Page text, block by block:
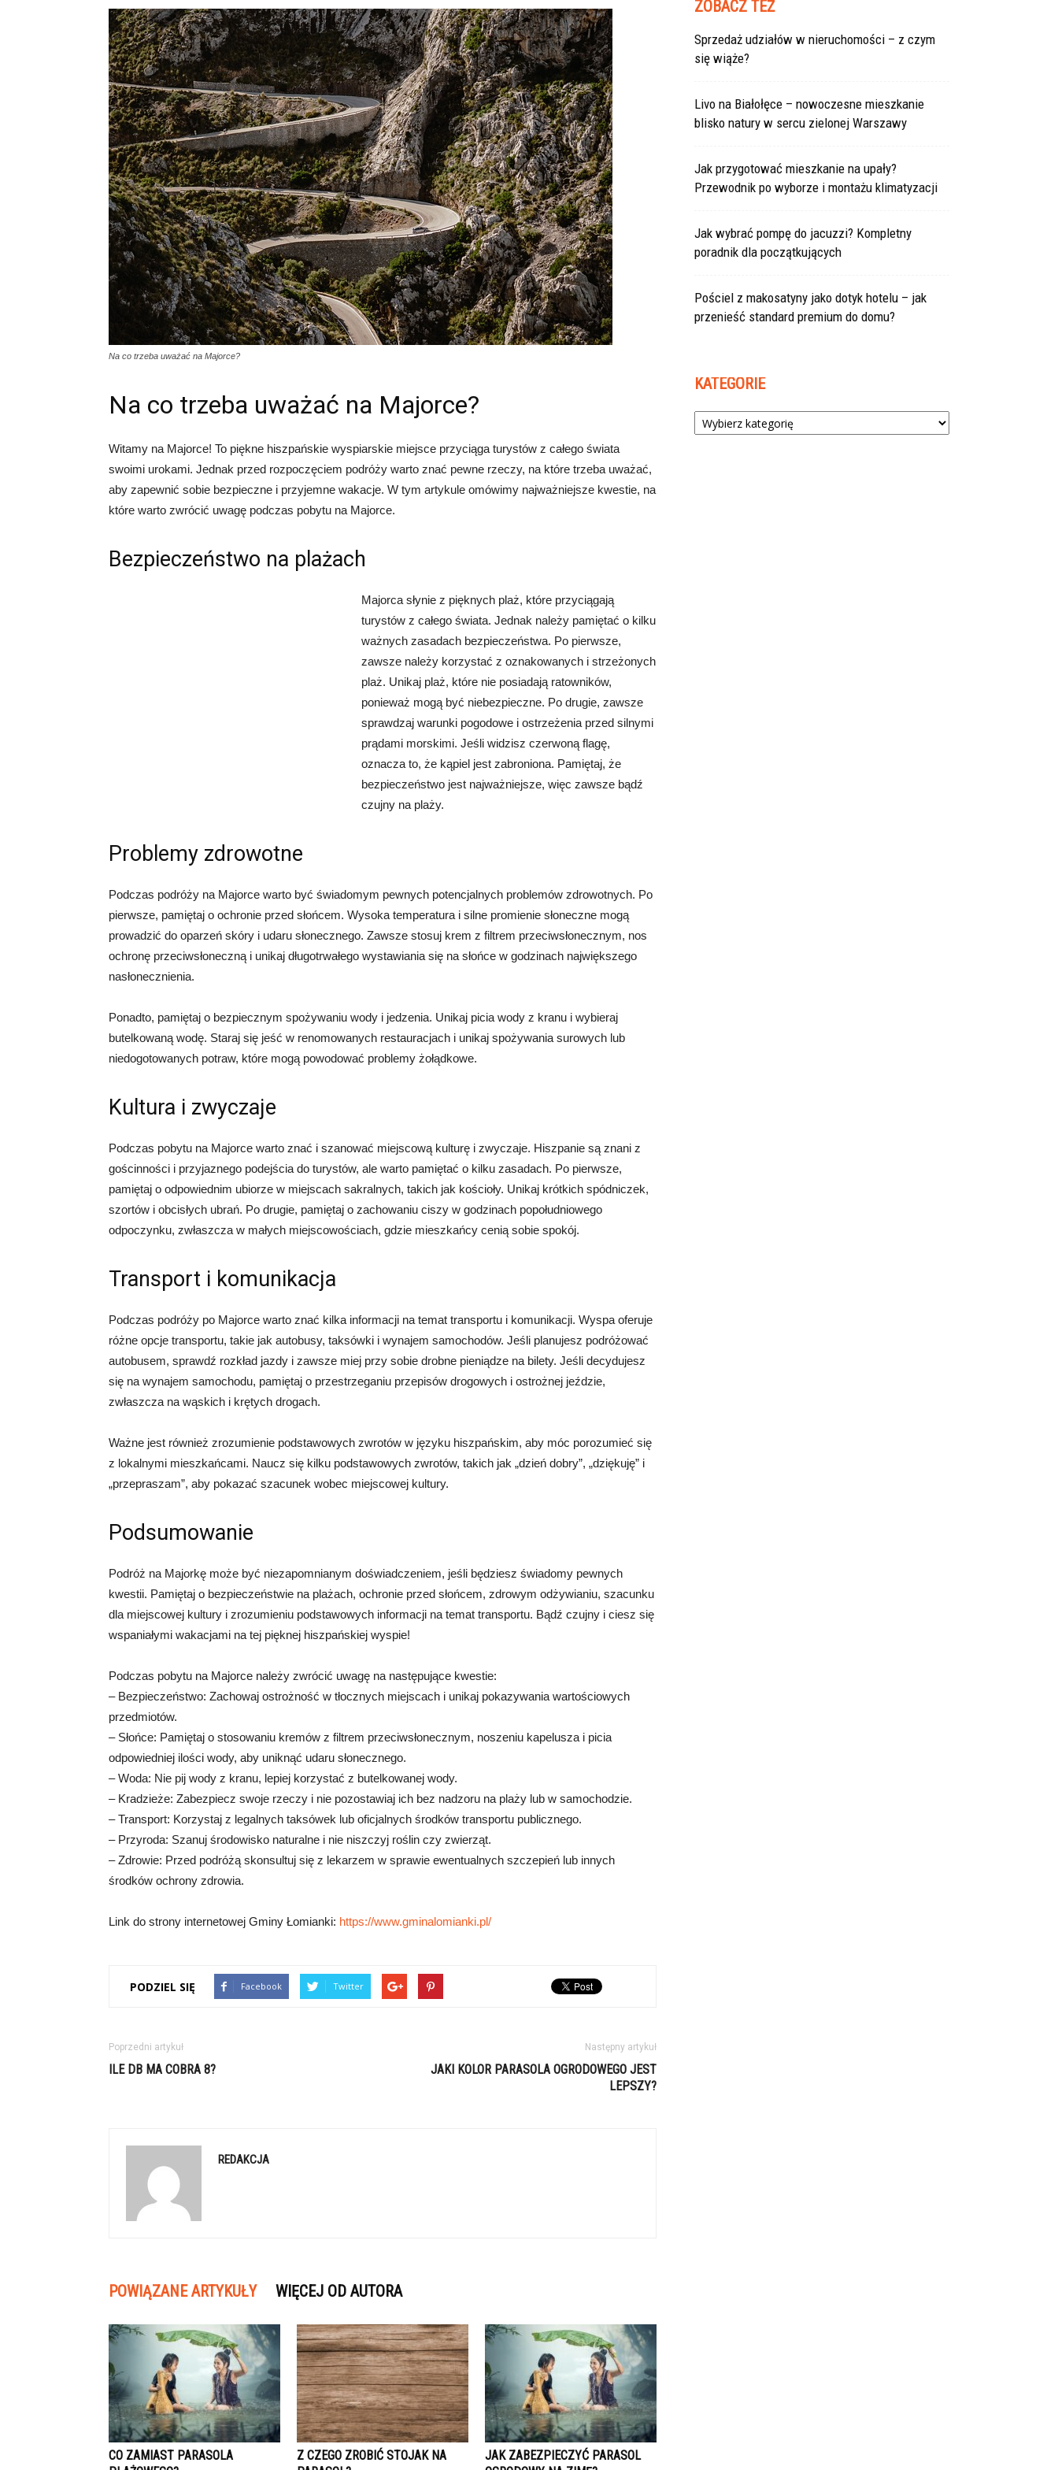
Na co trzeba uważać na Majorce?
Na co trzeba uważać na Majorce?
Witamy na Majorce! To piękne hiszpańskie wyspiarskie miejsce przyciąga turystów z całego świata
swoimi urokami. Jednak przed rozpoczęciem podróży warto znać pewne rzeczy, na które trzeba uważać,
aby zapewnić sobie bezpieczne i przyjemne wakacje. W tym artykule omówimy najważniejsze kwestie, na
które warto zwrócić uwagę podczas pobytu na Majorce.
Bezpieczeństwo na plażach
Majorca słynie z pięknych plaż, które przyciągają
turystów z całego świata. Jednak należy pamiętać o kilku
ważnych zasadach bezpieczeństwa. Po pierwsze,
zawsze należy korzystać z oznakowanych i strzeżonych
plaż. Unikaj plaż, które nie posiadają ratowników,
ponieważ mogą być niebezpieczne. Po drugie, zawsze
sprawdzaj warunki pogodowe i ostrzeżenia przed silnymi
prądami morskimi. Jeśli widzisz czerwoną flagę,
oznacza to, że kąpiel jest zabroniona. Pamiętaj, że
bezpieczeństwo jest najważniejsze, więc zawsze bądź
czujny na plaży.
Problemy zdrowotne
Podczas podróży na Majorce warto być świadomym pewnych potencjalnych problemów zdrowotnych. Po
pierwsze, pamiętaj o ochronie przed słońcem. Wysoka temperatura i silne promienie słoneczne mogą
prowadzić do oparzeń skóry i udaru słonecznego. Zawsze stosuj krem z filtrem przeciwsłonecznym, nos
ochronę przeciwsłoneczną i unikaj długotrwałego wystawiania się na słońce w godzinach największego
nasłonecznienia.
Ponadto, pamiętaj o bezpiecznym spożywaniu wody i jedzenia. Unikaj picia wody z kranu i wybieraj
butelkowaną wodę. Staraj się jeść w renomowanych restauracjach i unikaj spożywania surowych lub
niedogotowanych potraw, które mogą powodować problemy żołądkowe.
Kultura i zwyczaje
Podczas pobytu na Majorce warto znać i szanować miejscową kulturę i zwyczaje. Hiszpanie są znani z
gościnności i przyjaznego podejścia do turystów, ale warto pamiętać o kilku zasadach. Po pierwsze,
pamiętaj o odpowiednim ubiorze w miejscach sakralnych, takich jak kościoły. Unikaj krótkich spódniczek,
szortów i obcisłych ubrań. Po drugie, pamiętaj o zachowaniu ciszy w godzinach popołudniowego
odpoczynku, zwłaszcza w małych miejscowościach, gdzie mieszkańcy cenią sobie spokój.
Transport i komunikacja
Podczas podróży po Majorce warto znać kilka informacji na temat transportu i komunikacji. Wyspa oferuje
różne opcje transportu, takie jak autobusy, taksówki i wynajem samochodów. Jeśli planujesz podróżować
autobusem, sprawdź rozkład jazdy i zawsze miej przy sobie drobne pieniądze na bilety. Jeśli decydujesz
się na wynajem samochodu, pamiętaj o przestrzeganiu przepisów drogowych i ostrożnej jeździe,
zwłaszcza na wąskich i krętych drogach.
Ważne jest również zrozumienie podstawowych zwrotów w języku hiszpańskim, aby móc porozumieć się
z lokalnymi mieszkańcami. Naucz się kilku podstawowych zwrotów, takich jak „dzień dobry”, „dziękuję” i
„przepraszam”, aby pokazać szacunek wobec miejscowej kultury.
Podsumowanie
Podróż na Majorkę może być niezapomnianym doświadczeniem, jeśli będziesz świadomy pewnych
kwestii. Pamiętaj o bezpieczeństwie na plażach, ochronie przed słońcem, zdrowym odżywianiu, szacunku
dla miejscowej kultury i zrozumieniu podstawowych informacji na temat transportu. Bądź czujny i ciesz się
wspaniałymi wakacjami na tej pięknej hiszpańskiej wyspie!
Podczas pobytu na Majorce należy zwrócić uwagę na następujące kwestie:
– Bezpieczeństwo: Zachowaj ostrożność w tłocznych miejscach i unikaj pokazywania wartościowych
przedmiotów.
– Słońce: Pamiętaj o stosowaniu kremów z filtrem przeciwsłonecznym, noszeniu kapelusza i picia
odpowiedniej ilości wody, aby uniknąć udaru słonecznego.
– Woda: Nie pij wody z kranu, lepiej korzystać z butelkowanej wody.
– Kradzieże: Zabezpiecz swoje rzeczy i nie pozostawiaj ich bez nadzoru na plaży lub w samochodzie.
– Transport: Korzystaj z legalnych taksówek lub oficjalnych środków transportu publicznego.
– Przyroda: Szanuj środowisko naturalne i nie niszczyj roślin czy zwierząt.
– Zdrowie: Przed podróżą skonsultuj się z lekarzem w sprawie ewentualnych szczepień lub innych
środków ochrony zdrowia.
Link do strony internetowej Gminy Łomianki: https://www.gminalomianki.pl/
PODZIEL SIĘ Facebook Twitter
Poprzedni artykuł
ILE DB MA COBRA 8?
Następny artykuł
JAKI KOLOR PARASOLA OGRODOWEGO JEST
LEPSZY?
REDAKCJA
POWIĄZANE ARTYKUŁY WIĘCEJ OD AUTORA
CO ZAMIAST PARASOLA
Z CZEGO ZROBIĆ STOJAK NA
JAK ZABEZPIECZYĆ PARASOL
ZOBACZ TEŻ
Sprzedaż udziałów w nieruchomości – z czym
się wiąże?
Livo na Białołęce – nowoczesne mieszkanie
blisko natury w sercu zielonej Warszawy
Jak przygotować mieszkanie na upały?
Przewodnik po wyborze i montażu klimatyzacji
Jak wybrać pompę do jacuzzi? Kompletny
poradnik dla początkujących
Pościel z makosatyny jako dotyk hotelu – jak
przenieść standard premium do domu?
KATEGORIE
Kategorie